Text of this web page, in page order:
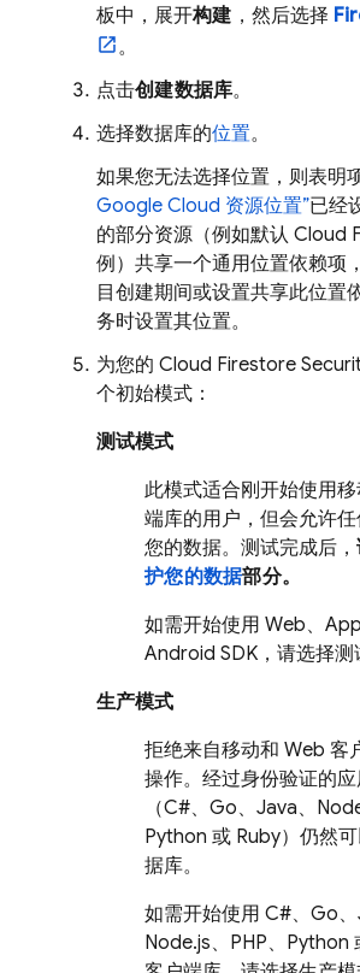
板中，展开构建 ，然后选择
。
点击创建数据库。
选择数据库的位置。
如果您无法选择位置，则表明
Google Cloud 资源位置”已经
的部分资源（例如默认 Cloud
例）共享一个通用位置依赖项
目创建期间或设置共享此位置
务时设置其位置。
为您的 Cloud Firestore
个初始模式：
测试模式
此模式适合刚开始使用
端库的用户，但会允许
您的数据。测试完成后，
护您的数据部分。
如需开始使用 Web、
Android SDK，请选择测
生产模式
拒绝来自移动和 Web 客
操作。经过身份验证的
（C#、Go、Java、
Python 或 Ruby）仍然
据库。
如需开始使用 C#、Go、
Node.js、PHP、Python